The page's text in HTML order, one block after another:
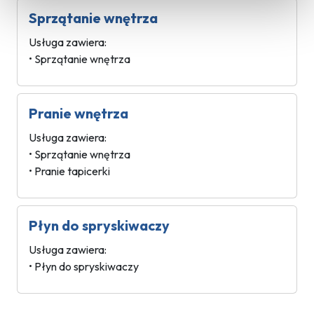
Sprzątanie wnętrza
Usługa zawiera:
• Sprzątanie wnętrza
Pranie wnętrza
Usługa zawiera:
• Sprzątanie wnętrza
• Pranie tapicerki
Płyn do spryskiwaczy
Usługa zawiera:
• Płyn do spryskiwaczy